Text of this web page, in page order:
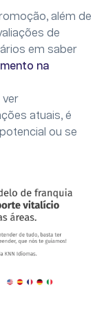
além de
de
em saber
na
ver
atuais, é
ou se